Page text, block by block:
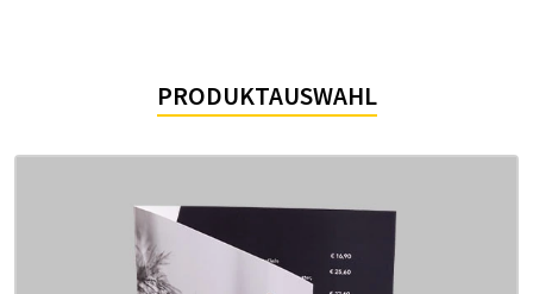
PRODUKTAUSWAHL